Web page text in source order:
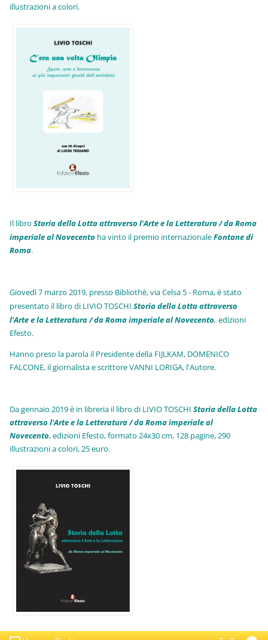
illustrazioni a colori.
Il libroStoria della Lotta attraverso l'Arte e la Letteratura / da Roma
imperiale al Novecento ha vinto il premio internazionaleFontane di
Roma.
Giovedì 7 marzo 2019, presso Bibliothè, via Celsa 5 - Roma, è stato
presentato il libro di LIVIO TOSCHIStoria della Lotta attraverso
l'Arte e la Letteratura / da Roma imperiale al Novecento, edizioni
Efesto.
Hanno preso la parola il Presidente della FIJLKAM, DOMENICO
FALCONE, il giornalista e scrittore VANNI LORIGA, l'Autore.
Da gennaio 2019 è in libreria il libro di LIVIO TOSCHIStoria della Lotta
attraverso l'Arte e la Letteratura / da Roma imperiale al
Novecento, edizioni Efesto, formato 24x30 cm, 128 pagine, 290
illustrazioni a colori, 25 euro.